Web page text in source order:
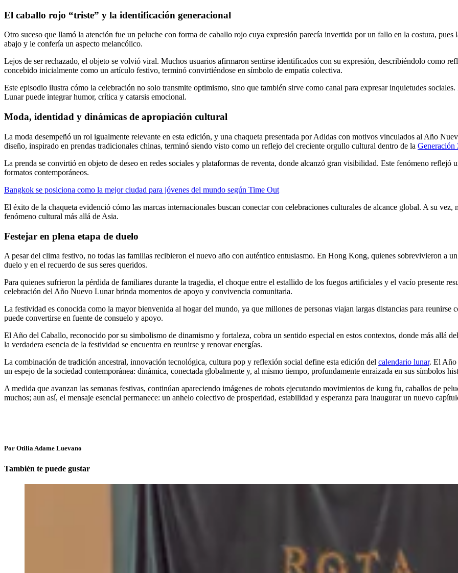
El caballo rojo “triste” y la identificación generacional
Otro suceso que llamó la atención fue un peluche con forma de caballo rojo cuya expresión parecía invertida por un fallo en la costura, pues
abajo y le confería un aspecto melancólico.
Lejos de ser rechazado, el objeto se volvió viral. Muchos usuarios afirmaron sentirse identificados con su expresión, describiéndolo como
concebido inicialmente como un artículo festivo, terminó convirtiéndose en símbolo de empatía colectiva.
Este episodio ilustra cómo la celebración no solo transmite optimismo, sino que también sirve como canal para expresar inquietudes
Lunar puede integrar humor, crítica y catarsis emocional.
Moda, identidad y dinámicas de apropiación cultural
La moda desempeñó un rol igualmente relevante en esta edición, y una chaqueta presentada por Adidas con motivos vinculados al Año
diseño, inspirado en prendas tradicionales chinas, terminó siendo visto como un reflejo del creciente orgullo cultural dentro de la Generación
La prenda se convirtió en objeto de deseo en redes sociales y plataformas de reventa, donde alcanzó gran visibilidad. Este fenómeno
formatos contemporáneos.
Bangkok se posiciona como la mejor ciudad para jóvenes del mundo según Time Out
El éxito de la chaqueta evidenció cómo las marcas internacionales buscan conectar con celebraciones culturales de alcance global. A su
fenómeno cultural más allá de Asia.
Festejar en plena etapa de duelo
A pesar del clima festivo, no todas las familias recibieron el nuevo año con auténtico entusiasmo. En Hong Kong, quienes sobrevivieron a
duelo y en el recuerdo de sus seres queridos.
Para quienes sufrieron la pérdida de familiares durante la tragedia, el choque entre el estallido de los fuegos artificiales y el vacío presente
celebración del Año Nuevo Lunar brinda momentos de apoyo y convivencia comunitaria.
La festividad es conocida como la mayor bienvenida al hogar del mundo, ya que millones de personas viajan largas distancias para reunirse
puede convertirse en fuente de consuelo y apoyo.
El Año del Caballo, reconocido por su simbolismo de dinamismo y fortaleza, cobra un sentido especial en estos contextos, donde más allá
la verdadera esencia de la festividad se encuentra en reunirse y renovar energías.
La combinación de tradición ancestral, innovación tecnológica, cultura pop y reflexión social define esta edición del calendario lunar. El Año
un espejo de la sociedad contemporánea: dinámica, conectada globalmente y, al mismo tiempo, profundamente enraizada en sus símbolos
A medida que avanzan las semanas festivas, continúan apareciendo imágenes de robots ejecutando movimientos de kung fu, caballos de
muchos; aun así, el mensaje esencial permanece: un anhelo colectivo de prosperidad, estabilidad y esperanza para inaugurar un nuevo
Por Otilia Adame Luevano
También te puede gustar